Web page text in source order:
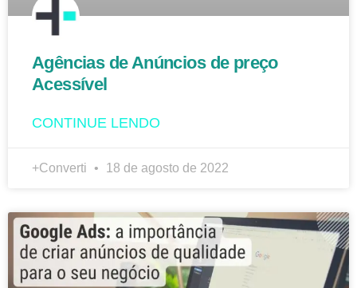
Agências de Anúncios de preço
Acessível
CONTINUE LENDO
+Converti 18 de agosto de 2022